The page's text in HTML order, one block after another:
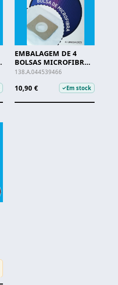
EMBALAGEM DE 4
BOLSAS MICROFIBRA
ORBEGOZO P/AP7007
138.A.044539466
10,90 € ✓Em stock